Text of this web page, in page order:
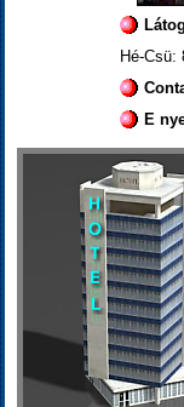
Hé-Csü:
E